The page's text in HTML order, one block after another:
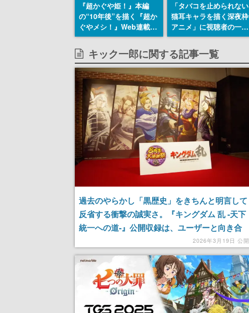
『超かぐや姫！』本編
の“10年後”を描く『超か
ぐやメシ！』Web連載決
定。新たなWebマンガレ
ーベル「ビビビコミッ
ク」にて特別話が掲載ス
タート、あのお話には…
まだ続きがある！
「タバコを止められない
猫耳キャラを描く深夜枠
アニメ」に視聴者の一部
から批判意見。違法薬物
の使用と思しき描写も含
めて、BPOが議論を交わ
す
キック一郎に関する記事一覧
過去のやらかし「黒歴史」をきちんと明言して
反省する衝撃の誠実さ。『キングダム 乱 -天下
統一への道-』公開収録は、ユーザーと向き合
い続けた8年が凝縮された、プレイヤーと運営
との距離が近すぎるイベントだった
2026年3月19日 公開